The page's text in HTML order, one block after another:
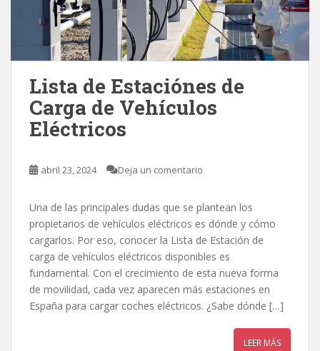
Lista de Estaciónes de
Carga de Vehículos
Eléctricos
abril 23, 2024 Deja un comentario
Una de las principales dudas que se plantean los
propietarios de vehículos eléctricos es dónde y cómo
cargarlos. Por eso, conocer la Lista de Estación de
carga de vehículos eléctricos disponibles es
fundamental. Con el crecimiento de esta nueva forma
de movilidad, cada vez aparecen más estaciones en
España para cargar coches eléctricos. ¿Sabe dónde […]
LEER MÁS